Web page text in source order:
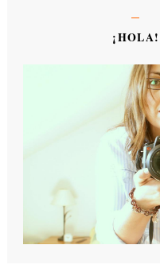
¡HOLA!